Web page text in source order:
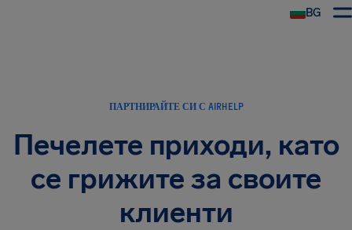
BG
ПАРТНИРАЙТЕ СИ С AIRHELP
Печелете приходи, като
се грижите за своите
клиенти